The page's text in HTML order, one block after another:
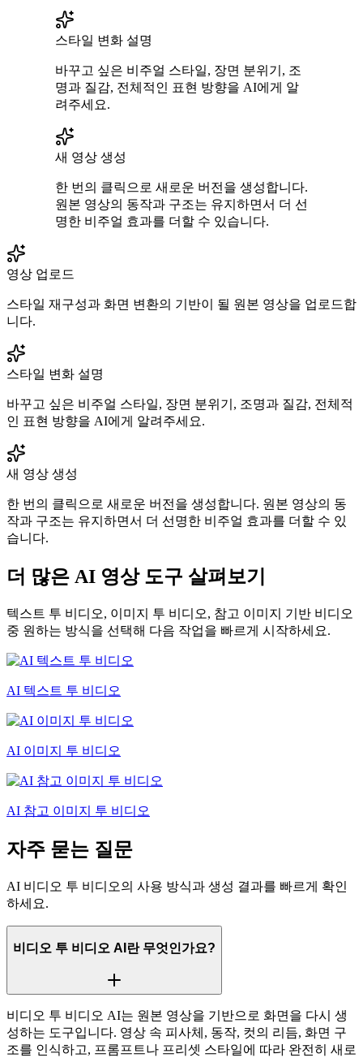
스타일 변화 설명
바꾸고 싶은 비주얼 스타일, 장면 분위기, 조
명과 질감, 전체적인 표현 방향을 AI에게 알
려주세요.
새 영상 생성
한 번의 클릭으로 새로운 버전을 생성합니다.
원본 영상의 동작과 구조는 유지하면서 더 선
명한 비주얼 효과를 더할 수 있습니다.
영상 업로드
스타일 재구성과 화면 변환의 기반이 될 원본 영상을 업로드합
니다.
스타일 변화 설명
바꾸고 싶은 비주얼 스타일, 장면 분위기, 조명과 질감, 전체적
인 표현 방향을 AI에게 알려주세요.
새 영상 생성
한 번의 클릭으로 새로운 버전을 생성합니다. 원본 영상의 동
작과 구조는 유지하면서 더 선명한 비주얼 효과를 더할 수 있
습니다.
더 많은 AI 영상 도구 살펴보기
텍스트 투 비디오, 이미지 투 비디오, 참고 이미지 기반 비디오
중 원하는 방식을 선택해 다음 작업을 빠르게 시작하세요.
AI 텍스트 투 비디오
AI 이미지 투 비디오
AI 참고 이미지 투 비디오
자주 묻는 질문
AI 비디오 투 비디오의 사용 방식과 생성 결과를 빠르게 확인
하세요.
비디오 투 비디오 AI란 무엇인가요?
비디오 투 비디오 AI는 원본 영상을 기반으로 화면을 다시 생
성하는 도구입니다. 영상 속 피사체, 동작, 컷의 리듬, 화면 구
조를 인식하고, 프롬프트나 프리셋 스타일에 따라 완전히 새로